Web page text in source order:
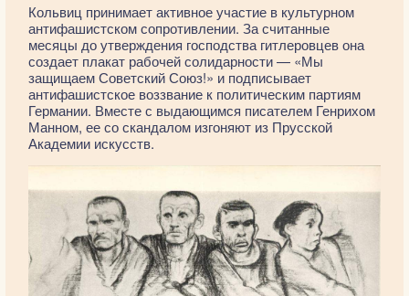
Кольвиц принимает активное участие в культурном
антифашистском сопротивлении. За считанные
месяцы до утверждения господства гитлеровцев она
создает плакат рабочей солидарности — «Мы
защищаем Советский Союз!» и подписывает
антифашистское воззвание к политическим партиям
Германии. Вместе с выдающимся писателем Генрихом
Манном, ее со скандалом изгоняют из Прусской
Академии искусств.